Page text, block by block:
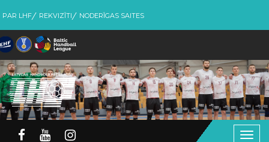
PAR LHF REKVIZĪTI NODERĪGAS SAITES